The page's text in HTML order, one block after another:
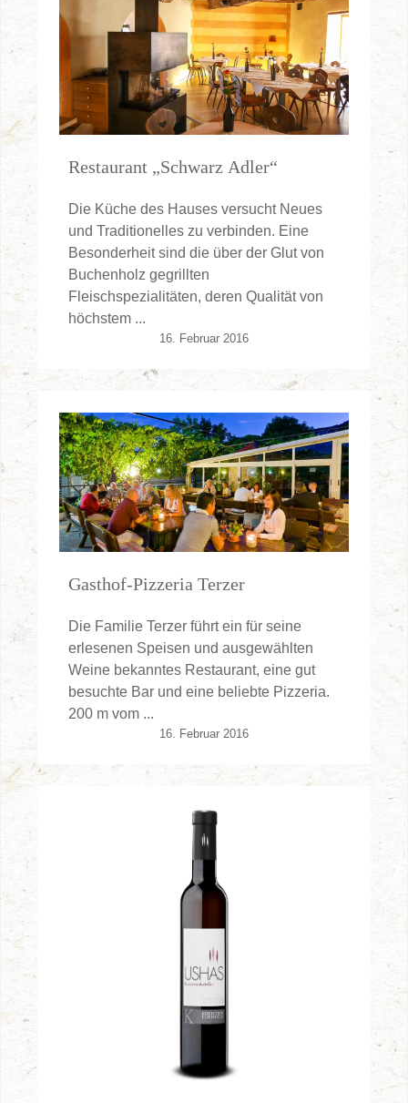
Restaurant „Schwarz Adler“
Die Küche des Hauses versucht Neues
und Traditionelles zu verbinden. Eine
Besonderheit sind die über der Glut von
Buchenholz gegrillten
Fleischspezialitäten, deren Qualität von
höchstem ...
16. Februar 2016
Gasthof-Pizzeria Terzer
Die Familie Terzer führt ein für seine
erlesenen Speisen und ausgewählten
Weine bekanntes Restaurant, eine gut
besuchte Bar und eine beliebte Pizzeria.
200 m vom ...
16. Februar 2016